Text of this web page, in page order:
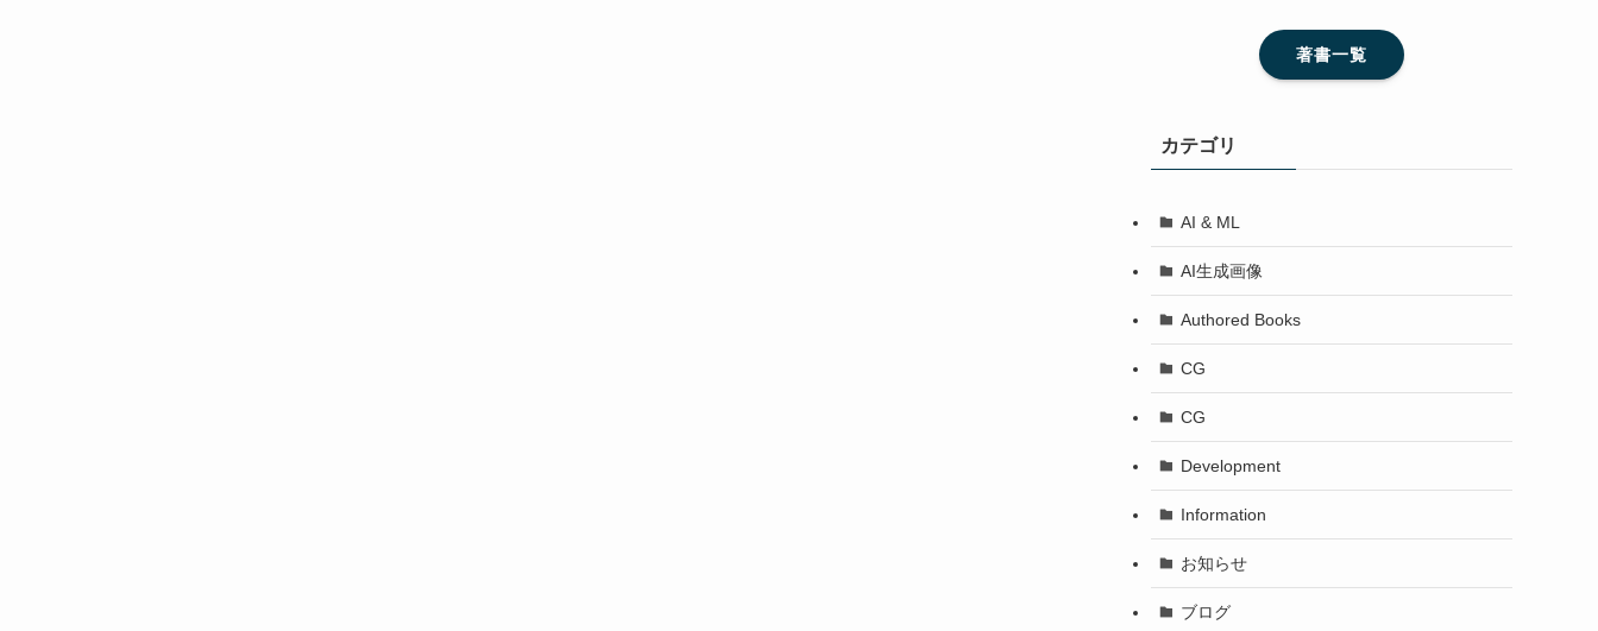
著書一覧
カテゴリ
AI & ML
AI生成画像
Authored Books
CG
CG
Development
Information
お知らせ
ブログ